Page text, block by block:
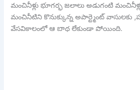
మంచినీళ్లు భూగర్భ జలాలు అడుగంటి మంచినీళ్ల
మంచినీటిని కొనుక్కున్న అపార్ట్మెంట్ వాసులకు
వేసవికాలంలో ఆ బాధ లేకుండా పోయింది.